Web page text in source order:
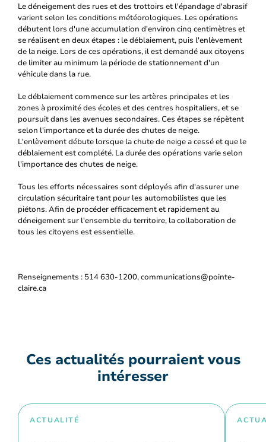
Le déneigement des rues et des trottoirs et l'épandage d'abrasif
varient selon les conditions météorologiques. Les opérations
débutent lors d'une accumulation d'environ cinq centimètres et
se réalisent en deux étapes : le déblaiement, puis l'enlèvement
de la neige. Lors de ces opérations, il est demandé aux citoyens
de limiter au minimum la période de stationnement d'un
véhicule dans la rue.
Le déblaiement commence sur les artères principales et les
zones à proximité des écoles et des centres hospitaliers, et se
poursuit dans les avenues secondaires. Ces étapes se répètent
selon l'importance et la durée des chutes de neige.
L'enlèvement débute lorsque la chute de neige a cessé et que le
déblaiement est complété. La durée des opérations varie selon
l'importance des chutes de neige.
Tous les efforts nécessaires sont déployés afin d'assurer une
circulation sécuritaire tant pour les automobilistes que les
piétons. Afin de procéder efficacement et rapidement au
déneigement sur l'ensemble du territoire, la collaboration de
tous les citoyens est essentielle.
Renseignements : 514 630-1200, communications@pointe-
claire.ca
Ces actualités pourraient vous
intéresser
ACTUALITÉ